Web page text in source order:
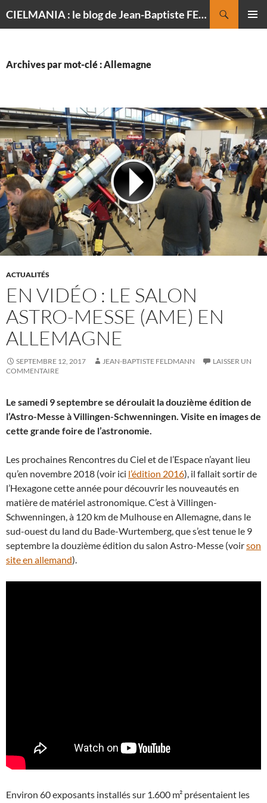
CIELMANIA : le blog de Jean-Baptiste FELDMANN, photographe du ciel
Archives par mot-clé : Allemagne
ACTUALITÉS
EN VIDÉO : LE SALON
ASTRO-MESSE (AME) EN
ALLEMAGNE
SEPTEMBRE 12, 2017 JEAN-BAPTISTE FELDMANN
LAISSER UN
COMMENTAIRE
Le samedi 9 septembre se déroulait la douzième édition de
l’Astro-Messe à Villingen-Schwenningen. Visite en images de
cette grande foire de l’astronomie.
Les prochaines Rencontres du Ciel et de l’Espace n’ayant lieu
qu’en novembre 2018 (voir ici l’édition 2016), il fallait sortir de
l’Hexagone cette année pour découvrir les nouveautés en
matière de matériel astronomique. C’est à Villingen-
Schwenningen, à 120 km de Mulhouse en Allemagne, dans le
sud-ouest du land du Bade-Wurtemberg, que s’est tenue le 9
septembre la douzième édition du salon Astro-Messe (voirson
site en allemand).
Environ 60 exposants installés sur 1.600 m² présentaient les